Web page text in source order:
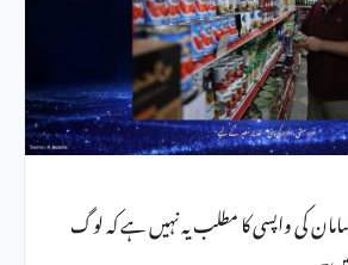
کی واپسی کا مطلب یہ نہیں ہے کہ لوگ